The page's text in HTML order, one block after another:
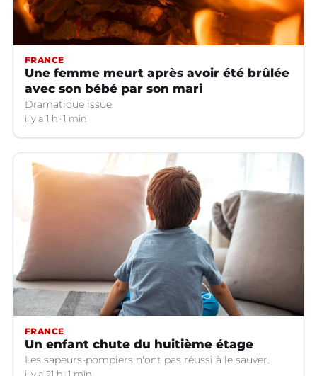
FRANCE
Une femme meurt après avoir été brûlée
avec son bébé par son mari
Dramatique issue.
il y a 1 h 1 min
FRANCE
Un enfant chute du huitième étage
Les sapeurs-pompiers n'ont pas réussi à le sauver.